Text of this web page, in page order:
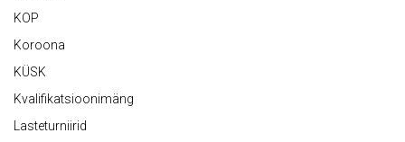
KOP
Koroona
KÜSK
Kvalifikatsioonimäng
Lasteturniirid